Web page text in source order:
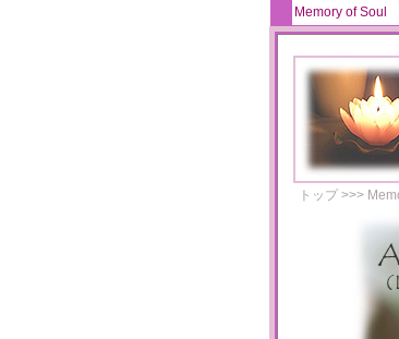
Memory of Soul
トップ>>>